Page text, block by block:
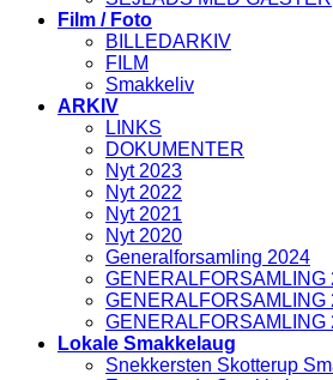
Film / Foto
BILLEDARKIV
FILM
Smakkeliv
ARKIV
LINKS
DOKUMENTER
Nyt 2023
Nyt 2022
Nyt 2021
Nyt 2020
Generalforsamling 2024
GENERALFORSAMLING
GENERALFORSAMLING
GENERALFORSAMLING
Lokale Smakkelaug
Snekkersten Skotterup